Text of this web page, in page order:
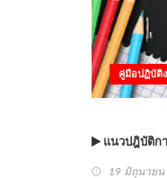
คู่มือปฏิบัติ
แนวปฎิบัติก
19 มิถุนายน